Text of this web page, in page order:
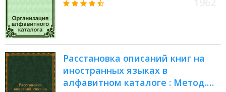
Расстановка описаний книг на
иностранных языках в
алфавитном каталоге : Метод.